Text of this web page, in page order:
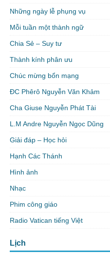
Những ngày lễ phụng vụ
Mỗi tuần một thành ngữ
Chia Sẻ – Suy tư
Thành kính phân ưu
Chúc mừng bổn mạng
ĐC Phêrô Nguyễn Văn Khảm
Cha Giuse Nguyễn Phát Tài
L.M Andre Nguyễn Ngọc Dũng
Giải đáp – Học hỏi
Hạnh Các Thánh
Hình ảnh
Nhạc
Phim công giáo
Radio Vatican tiếng Việt
Lịch